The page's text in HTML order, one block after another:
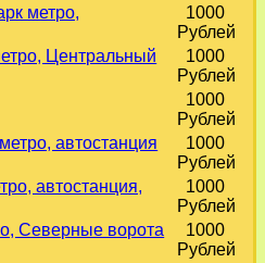
метро,
1000
Рублей
Центральный
1000
Рублей
1000
Рублей
автостанция
1000
Рублей
автостанция,
1000
Рублей
Северные ворота
1000
Рублей